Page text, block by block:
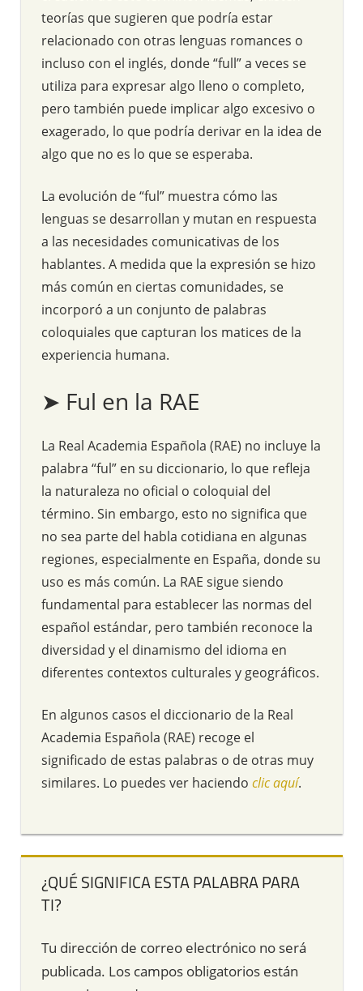
teorías que sugieren que podría estar
relacionado con otras lenguas romances o
incluso con el inglés, donde “full” a veces se
utiliza para expresar algo lleno o completo,
pero también puede implicar algo excesivo o
exagerado, lo que podría derivar en la idea de
algo que no es lo que se esperaba.
La evolución de “ful” muestra cómo las
lenguas se desarrollan y mutan en respuesta
a las necesidades comunicativas de los
hablantes. A medida que la expresión se hizo
más común en ciertas comunidades, se
incorporó a un conjunto de palabras
coloquiales que capturan los matices de la
experiencia humana.
➤ Ful en la RAE
La Real Academia Española (RAE) no incluye la
palabra “ful” en su diccionario, lo que refleja
la naturaleza no oficial o coloquial del
término. Sin embargo, esto no significa que
no sea parte del habla cotidiana en algunas
regiones, especialmente en España, donde su
uso es más común. La RAE sigue siendo
fundamental para establecer las normas del
español estándar, pero también reconoce la
diversidad y el dinamismo del idioma en
diferentes contextos culturales y geográficos.
En algunos casos el diccionario de la Real
Academia Española (RAE) recoge el
significado de estas palabras o de otras muy
similares. Lo puedes ver haciendo clic aquí.
¿QUÉ SIGNIFICA ESTA PALABRA PARA
TI?
Tu dirección de correo electrónico no será
publicada. Los campos obligatorios están